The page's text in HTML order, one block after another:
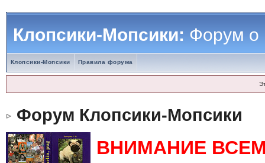
Клопсики-Мопсики:Форум о
Клопсики-Мопсики Правила форума
Форум Клопсики-Мопсики
ВНИМАНИЕ